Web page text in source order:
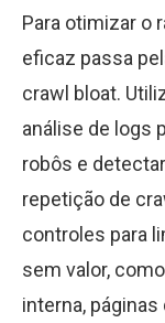
Para otimizar o
eficaz passa
crawl bloat.
análise de logs
robôs e
repetição de
controles para
sem valor,
interna,